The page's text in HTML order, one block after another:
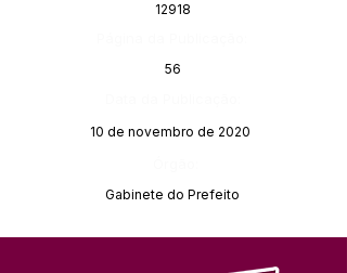
12918
56
10 de novembro de 2020
Gabinete do Prefeito